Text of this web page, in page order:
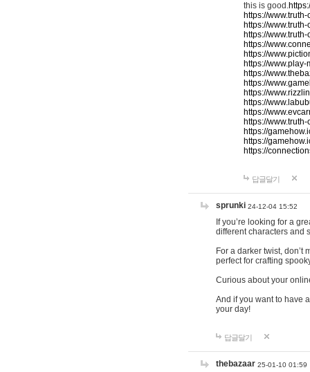
this is good.
https://
https://
https://
https://
https://
https://
https://
https://
https://
https://
https://
https://
https://
https://
https://
답글달기
sprunki 24-12-04 15:52
If you’re looking for a
different characters and
For a darker twist, don’t
perfect for crafting
Curious about your
And if you want to have
your day!
답글달기
thebazaar 25-01-10 01:59